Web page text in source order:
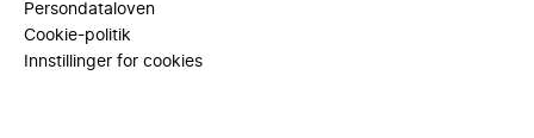
Persondataloven
Cookie-politik
Innstillinger for cookies